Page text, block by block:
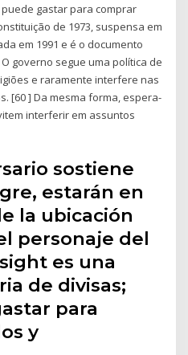
gastar para comprar
de 1973, suspensa em
em 1991 e é o documento
governo segue uma política de
e raramente interfere nas
[60 ] Da mesma forma, espera-
interferir em assuntos
sostiene
estarán en
la ubicación
personaje del
es una
de divisas;
para
y